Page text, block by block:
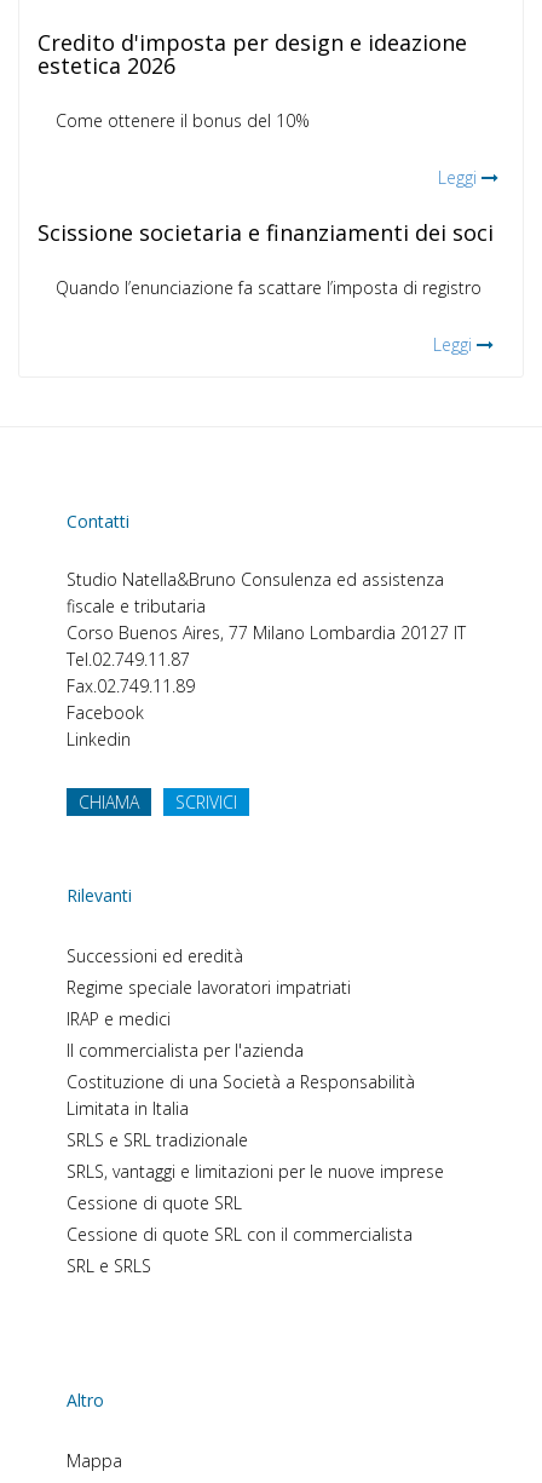
Credito d'imposta per design e ideazione
estetica 2026
Come ottenere il bonus del 10%
Leggi
Scissione societaria e finanziamenti dei soci
Quando l’enunciazione fa scattare l’imposta di registro
Leggi
Contatti
Studio Natella&Bruno Consulenza ed assistenza
fiscale e tributaria
Corso Buenos Aires, 77 Milano Lombardia 20127 IT
Tel.02.749.11.87
Fax.02.749.11.89
Facebook
Linkedin
CHIAMA SCRIVICI
Rilevanti
Successioni ed eredità
Regime speciale lavoratori impatriati
IRAP e medici
Il commercialista per l'azienda
Costituzione di una Società a Responsabilità
Limitata in Italia
SRLS e SRL tradizionale
SRLS, vantaggi e limitazioni per le nuove imprese
Cessione di quote SRL
Cessione di quote SRL con il commercialista
SRL e SRLS
Altro
Mappa